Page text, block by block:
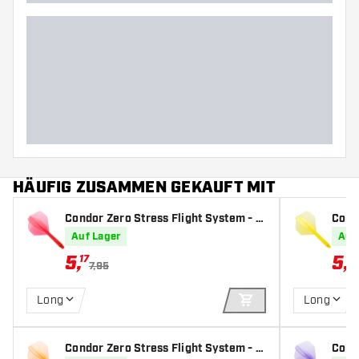
HÄUFIG ZUSAMMEN GEKAUFT MIT
Condor Zero Stress Flight System - S
tandard Clear Red - Dart Flights
Auf Lager
5,17
7,95
Long
IN DEN
Condor Zero Stress Flight System - S
Auf
5,17
Long